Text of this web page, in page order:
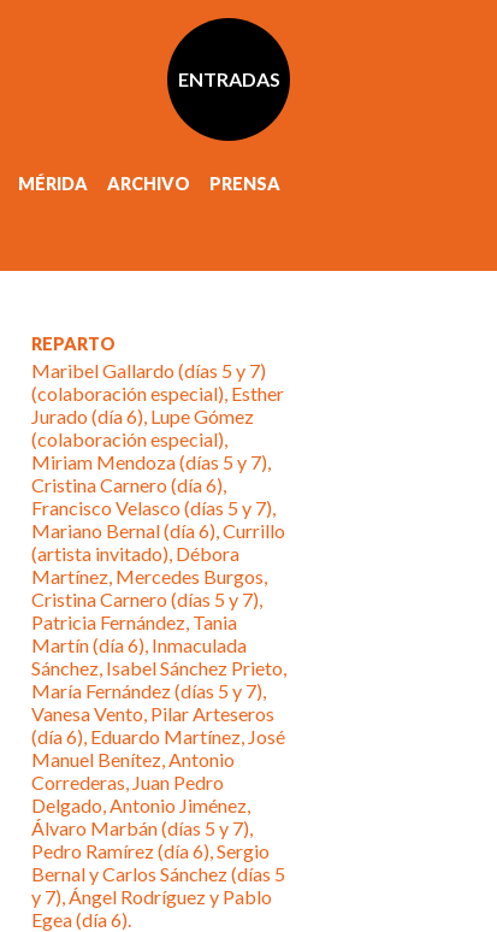
ENTRADAS
MÉRIDA ARCHIVO PRENSA
REPARTO
Maribel Gallardo (días 5 y 7)
(colaboración especial), Esther
Jurado (día 6), Lupe Gómez
(colaboración especial),
Miriam Mendoza (días 5 y 7),
Cristina Carnero (día 6),
Francisco Velasco (días 5 y 7),
Mariano Bernal (día 6), Currillo
(artista invitado), Débora
Martínez, Mercedes Burgos,
Cristina Carnero (días 5 y 7),
Patricia Fernández, Tania
Martín (día 6), Inmaculada
Sánchez, Isabel Sánchez Prieto,
María Fernández (días 5 y 7),
Vanesa Vento, Pilar Arteseros
(día 6), Eduardo Martínez, José
Manuel Benítez, Antonio
Correderas, Juan Pedro
Delgado, Antonio Jiménez,
Álvaro Marbán (días 5 y 7),
Pedro Ramírez (día 6), Sergio
Bernal y Carlos Sánchez (días 5
y 7), Ángel Rodríguez y Pablo
Egea (día 6).